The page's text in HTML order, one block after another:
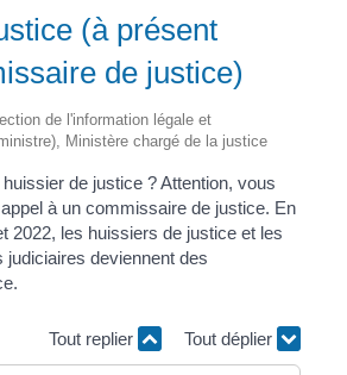
(à présent
de justice)
de l'information légale et
Ministère chargé de la justice
de justice ? Attention, vous
à un commissaire de justice. En
2022, les huissiers de justice et les
deviennent des
Tout replier Tout déplier